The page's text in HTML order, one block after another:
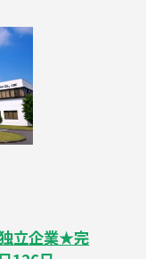
独立企業★完